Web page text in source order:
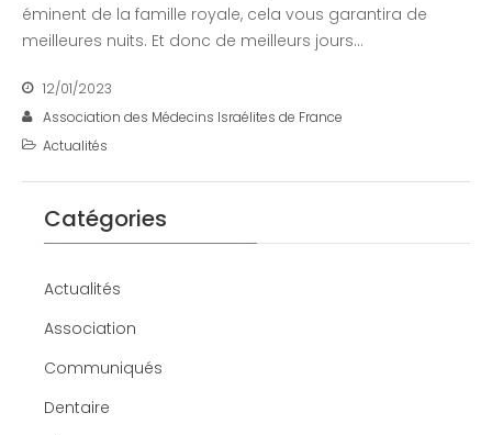
éminent de la famille royale, cela vous garantira de
meilleures nuits. Et donc de meilleurs jours…
12/01/2023
Association des Médecins Israélites de France
Actualités
Catégories
Actualités
Association
Communiqués
Dentaire